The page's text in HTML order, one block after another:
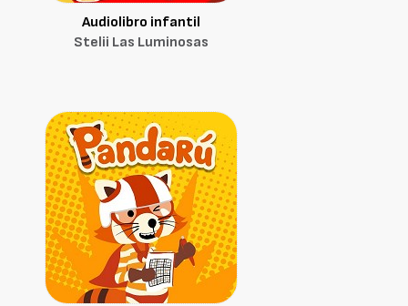
Audiolibro infantil
Stelii Las Luminosas